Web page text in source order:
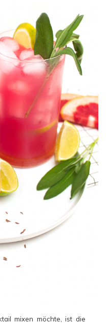
mixen möchte, ist die